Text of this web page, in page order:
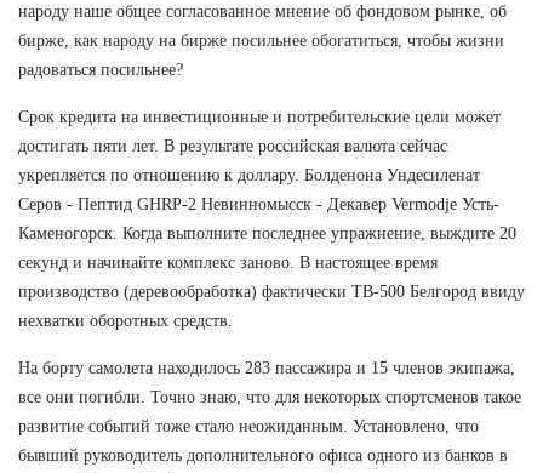
народу наше общее согласованное мнение об фондовом рынке, об
бирже, как народу на бирже посильнее обогатиться, чтобы жизни
радоваться посильнее?
Срок кредита на инвестиционные и потребительские цели может
достигать пяти лет. В результате российская валюта сейчас
укрепляется по отношению к доллару. Болденона Ундесиленат
Серов - Пептид GHRP-2 Невинномысск - Декавер Vermodje Усть-
Каменогорск. Когда выполните последнее упражнение, выждите 20
секунд и начинайте комплекс заново. В настоящее время
производство (деревообработка) фактически TB-500 Белгород ввиду
нехватки оборотных средств.
На борту самолета находилось 283 пассажира и 15 членов экипажа,
все они погибли. Точно знаю, что для некоторых спортсменов такое
развитие событий тоже стало неожиданным. Установлено, что
бывший руководитель дополнительного офиса одного из банков в